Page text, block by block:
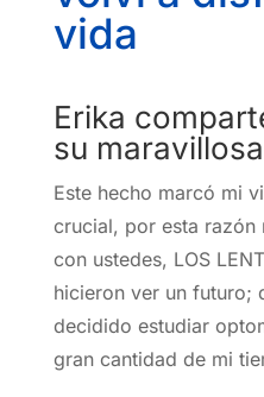
vida
Erika
su
Este hecho marcó mi
crucial, por esta razón
con ustedes, LOS
hicieron ver un futuro;
decidido estudiar
gran cantidad de mi